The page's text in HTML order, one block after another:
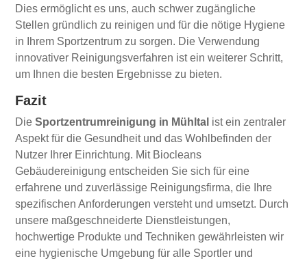
Dies ermöglicht es uns, auch schwer zugängliche
Stellen gründlich zu reinigen und für die nötige Hygiene
in Ihrem Sportzentrum zu sorgen. Die Verwendung
innovativer Reinigungsverfahren ist ein weiterer Schritt,
um Ihnen die besten Ergebnisse zu bieten.
Fazit
DieSportzentrumreinigung in Mühltal ist ein zentraler
Aspekt für die Gesundheit und das Wohlbefinden der
Nutzer Ihrer Einrichtung. Mit Biocleans
Gebäudereinigung entscheiden Sie sich für eine
erfahrene und zuverlässige Reinigungsfirma, die Ihre
spezifischen Anforderungen versteht und umsetzt. Durch
unsere maßgeschneiderte Dienstleistungen,
hochwertige Produkte und Techniken gewährleisten wir
eine hygienische Umgebung für alle Sportler und